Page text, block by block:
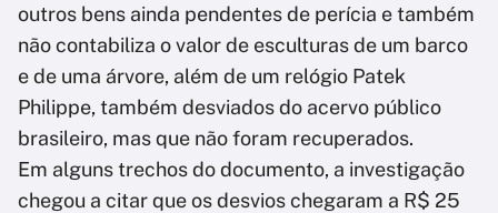
outros bens ainda pendentes de perícia e também
não contabiliza o valor de esculturas de um barco
e de uma árvore, além de um relógio Patek
Philippe, também desviados do acervo público
brasileiro, mas que não foram recuperados.
Em alguns trechos do documento, a investigação
chegou a citar que os desvios chegaram a R$ 25